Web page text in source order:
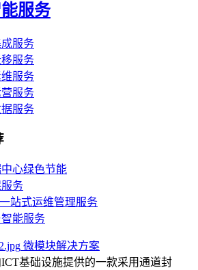
服务
服务
服务
服务
服务
服务
心绿色节能
务
站式运维管理服务
能服务
微模块解决方案
基础设施提供的一款采用通道封